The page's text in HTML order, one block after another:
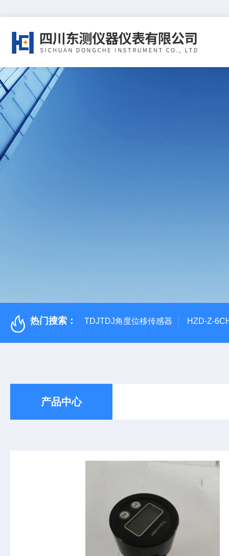
热门搜索： TDJTDJ角度位移传感器 HZD-Z-
产品中心